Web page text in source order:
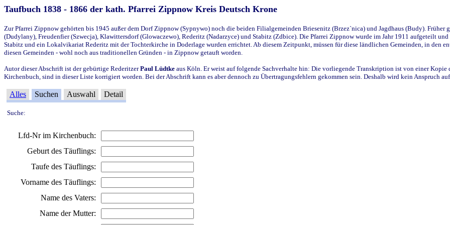
Taufbuch 1838 - 1866 der kath. Pfarrei Zippnow Kreis Deutsch Krone
Zur Pfarrei Zippnow gehörten bis 1945 außer dem Dorf Zippnow (Sypnywo) noch die beiden Filialgemeinden Briesenitz (Brzez`nica) und Jagdhaus (Budy). Früher
(Dudylany), Freudenfier (Szwecja), Klawittersdorf (Glowaczewo), Rederitz (Nadarzyce) und Stabitz (Zdbice). Die Pfarrei Zippnow wurde im Jahr 1911 aufgeteilt
Stabitz und ein Lokalvikariat Rederitz mit der Tochterkirche in Doderlage wurden errichtet. Ab diesem Zeitpunkt, müssen für diese ländlichen Gemeinden, in den
diesen Gemeinden - wohl noch aus traditionellen Gründen - in Zippnow getauft worden.
Autor dieser Abschrift ist der gebürtige RederitzerPaul Lüdtke aus Köln. Er weist auf folgende Sachverhalte hin: Die vorliegende Transkription ist von einer
Kirchenbuch, sind in dieser Liste korrigiert worden. Bei der Abschrift kann es aber dennoch zu Übertragungsfehlern gekommen sein. Deshalb wird kein Anspruch
Alles Suchen Auswahl Detail
Suche:
Lfd-Nr im Kirchenbuch:
Geburt des Täuflings:
Taufe des Täuflings:
Vorname des Täuflings:
Name des Vaters:
Name der Mutter: